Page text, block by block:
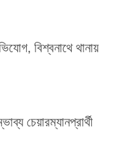
বিশ্বনাথে থানায়
চেয়ারম্যানপ্রার্থী